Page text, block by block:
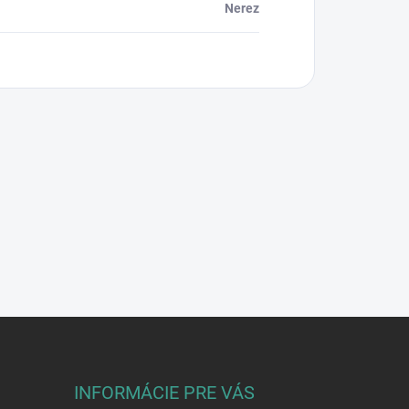
Nerez
INFORMÁCIE PRE VÁS